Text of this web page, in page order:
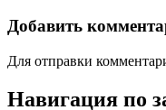
Добавить
Для отправки
Навигация по